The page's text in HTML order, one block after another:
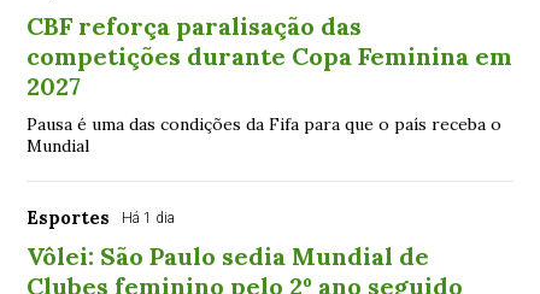
CBF reforça paralisação das
competições durante Copa Feminina em
2027
Pausa é uma das condições da Fifa para que o país receba o
Mundial
Esportes Há 1 dia
Vôlei: São Paulo sedia Mundial de
Clubes feminino pelo 2º ano seguido